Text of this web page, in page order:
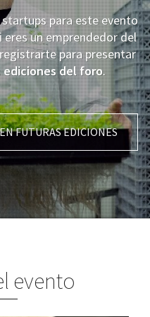
para este evento
un emprendedor del
para presentar
ediciones del foro.
FUTURAS EDICIONES
evento